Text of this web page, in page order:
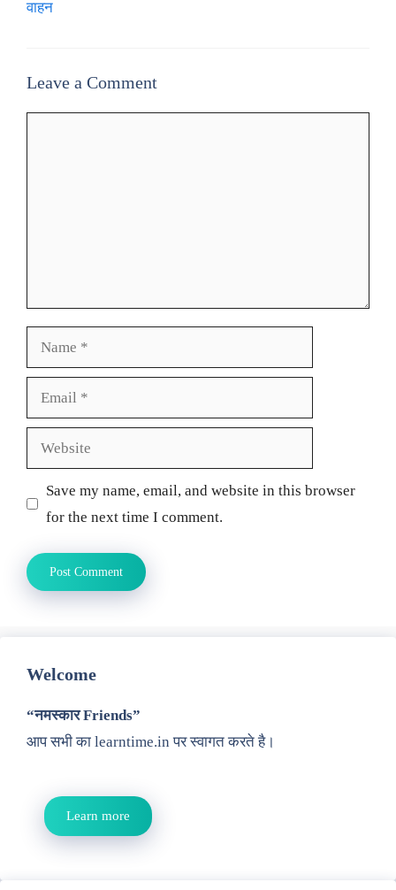
वाहन
Leave a Comment
Website
Save my name, email, and website in this browser
for the next time I comment.
Welcome
“नमस्कार Friends”
आप सभी का learntime.in पर स्वागत करते है।
Learn more